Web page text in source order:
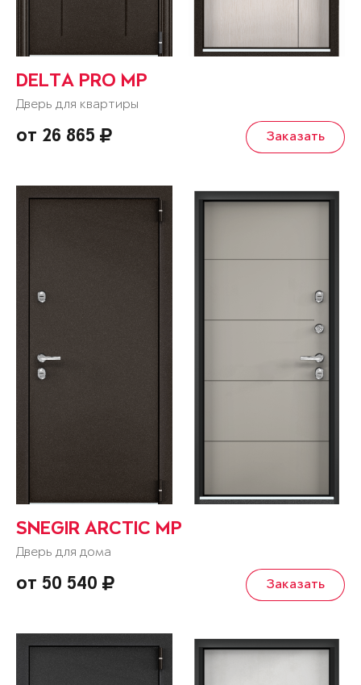
DELTA PRO MP
Дверь для квартиры
от 26 865 Заказать
SNEGIR ARCTIC MP
Дверь для дома
от 50 540 Заказать